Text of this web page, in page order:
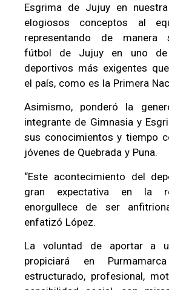
Esgrima de Jujuy en
elogiosos conceptos al
representando de manera
fútbol de Jujuy en uno de
deportivos más exigentes
el país, como es la Primera
Asimismo, ponderó la
integrante de Gimnasia y
sus conocimientos y tiempo
jóvenes de Quebrada y Puna.
“Este acontecimiento del
gran expectativa en la
enorgullece de ser
enfatizó López.
La voluntad de aportar a
propiciará en
estructurado, profesional,